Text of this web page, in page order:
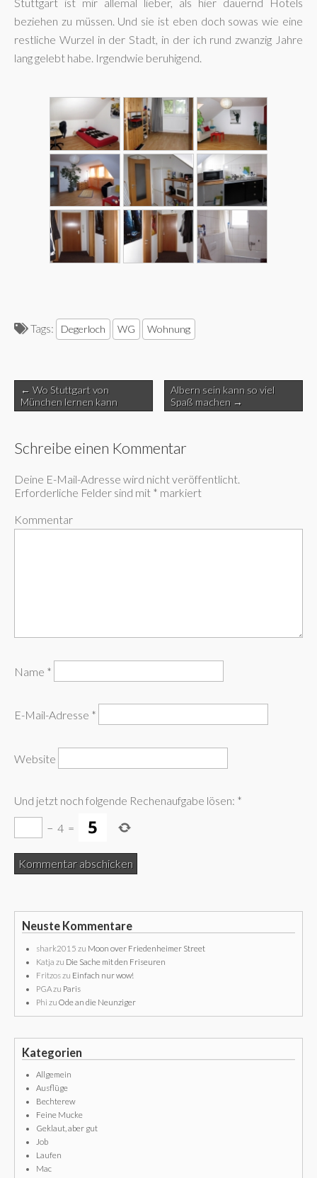
beziehen zu müssen. Und sie ist eben doch sowas wie eine
restliche Wurzel in der Stadt, in der ich rund zwanzig Jahre
lang gelebt habe. Irgendwie beruhigend.
Tags: Degerloch WG Wohnung
Post
navigation
← Wo Stuttgart von
München lernen kann
Albern sein kann so viel
Spaß machen →
Schreibe einen Kommentar
Deine E-Mail-Adresse wird nicht veröffentlicht.
Erforderliche Felder sind mit * markiert
Kommentar
Name *
E-Mail-Adresse *
Website
Und jetzt noch folgende Rechenaufgabe lösen: *
− 4 =
Neuste Kommentare
shark2015 zu Moon over Friedenheimer Street
Katja zu Die Sache mit den Friseuren
Fritzoszu Einfach nur wow!
PGAzu Paris
Phi zu Ode an die Neunziger
Kategorien
Allgemein
Ausflüge
Bechterew
Feine Mucke
Geklaut, aber gut
Job
Laufen
Mac